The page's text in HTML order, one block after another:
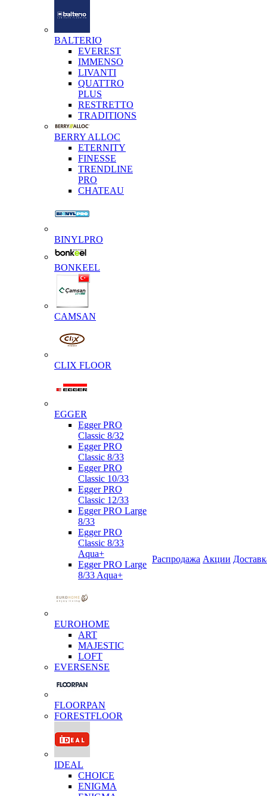
BALTERIO
EVEREST
IMMENSO
LIVANTI
QUATTRO
PLUS
RESTRETTO
TRADITIONS
BERRY ALLOC
ETERNITY
FINESSE
TRENDLINE
PRO
CHATEAU
BINYLPRO
BONKEEL
CAMSAN
CLIX FLOOR
EGGER
Egger PRO
Classic 8/32
Egger PRO
Classic 8/33
Egger PRO
Classic 10/33
Egger PRO
Classic 12/33
Egger PRO Large
8/33
Egger PRO
Classic 8/33
Aqua+
Egger PRO Large
8/33 Aqua+
EUROHOME
ART
MAJESTIC
LOFT
EVERSENSE
FLOORPAN
FORESTFLOOR
IDEAL
CHOICE
ENIGMA
Распродажа Акции